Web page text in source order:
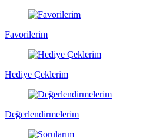
Favorilerim
Hediye Çeklerim
Değerlendirmelerim